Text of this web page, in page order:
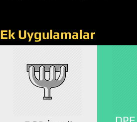
Ek Uygulamalar